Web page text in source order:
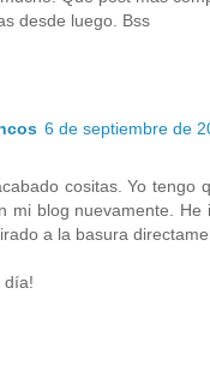
desde luego. Bss
6 de septiembre de
cositas. Yo tengo
mi blog nuevamente. He
a la basura
día!